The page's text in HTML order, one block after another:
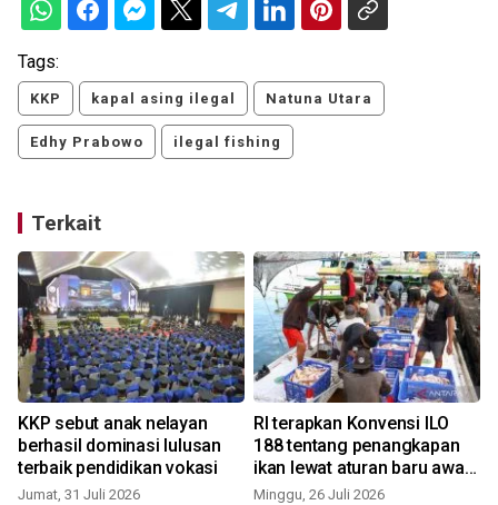
Tags:
KKP kapal asing ilegal Natuna Utara
Edhy Prabowo ilegal fishing
Terkait
KKP sebut anak nelayan
berhasil dominasi lulusan
terbaik pendidikan vokasi
Jumat, 31 Juli 2026
RI terapkan Konvensi ILO
188 tentang penangkapan
ikan lewat aturan baru awak
kapal perikanan
Minggu, 26 Juli 2026